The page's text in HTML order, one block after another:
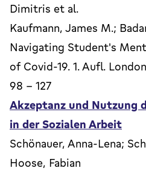
Dimitris et al.
Kaufmann, James M.;
Navigating Student's
of Covid-19. 1. Aufl.
98 - 127
Akzeptanz und Nutzung
in der Sozialen Arbeit
Schönauer, Anna-Lena;
Hoose, Fabian